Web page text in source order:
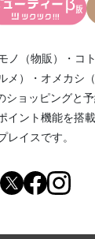
ノ（物販） ・ コ
メ）
・ オメカシ（
ショッピングと予
イント機能を搭
レイスです。